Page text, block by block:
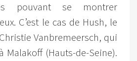
pouvant se montrer
C’est le cas de Hush, le
Vanbremeersch, qui
Malakoff (Hauts-de-Seine).